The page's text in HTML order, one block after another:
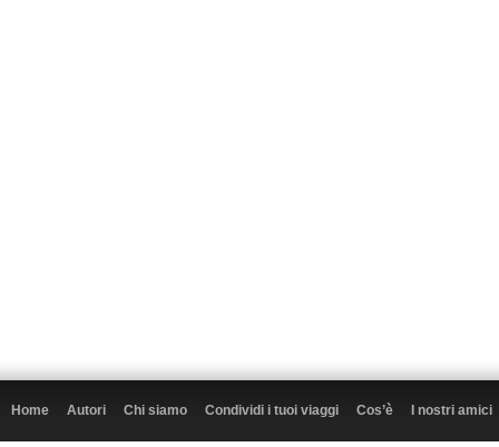
Home Autori Chi siamo Condividi i tuoi viaggi Cos’è I nostri amici